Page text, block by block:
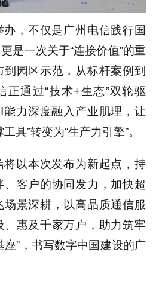
办，不仅是广州电信践行国
是一次关于“连接价值”的重
园区示范，从标杆案例到
正通过“技术+生态”双轮驱
力深度融入产业肌理，让
具”转变为“生产力引擎”。
将以本次发布为新起点，持
客户的协同发力，加快超
景深耕，以高品质通信服
惠及千家万户，助力筑牢
座”，书写数字中国建设的广